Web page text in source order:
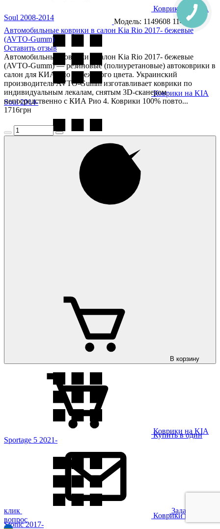
Коврики на KIA
Soul 2008-2014
Коврики на KIA
Soul 2014-
Коврики на KIA
Sportage 5 2021-
Коврики на KIA
Stonic 2017-
Модель: 1149608 1149608
Автомобильные коврики в салон Kia Rio 2017- бежевые
(AVTO-Gumm)
Оставить отзыв
Автомобильные коврики в салон Kia Rio 2017- бежевые
(AVTO-Gumm) — резиновые (полиуретановые) автоковрики в
салон для КИА Рио 4, бежевого цвета. Украинский
производитель AVTO-Gumm изготавливает коврики по
индивидуальным лекалам, снятым 3D-сканером
непосредственно с КИА Рио 4. Коврики 100% повто...
1716грн
В корзину
Купить в один
клик
Задать
вопрос